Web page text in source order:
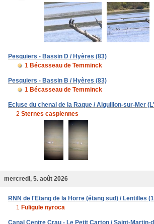
Pesquiers - Bassin D / Hyères (83)
1 Bécasseau de Temminck
Pesquiers - Bassin B / Hyères (83)
1 Bécasseau de Temminck
Ecluse du chenal de la Raque / Aiguillon-sur-Mer
2 Sternes caspiennes
mercredi, 5. août 2026
RNN de l'Etang de la Horre (étang sud) / Lentilles
1 Fuligule nyroca
Canal Centre Crau - Le Petit Carton / Saint-Martin-